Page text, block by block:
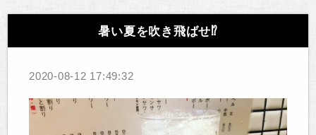
暑い夏を吹き飛ばせ⁉️
2020-08-12 17:49:32